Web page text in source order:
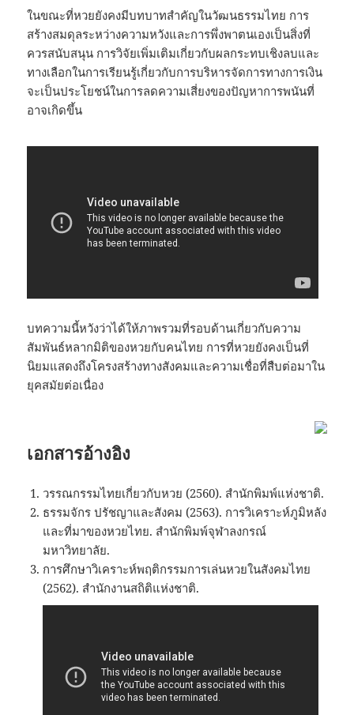
ในขณะที่หวยยังคงมีบทบาทสำคัญในวัฒนธรรมไทย การ
สร้างสมดุลระหว่างความหวังและการพึ่งพาตนเองเป็นสิ่งที่
ควรสนับสนุน การวิจัยเพิ่มเติมเกี่ยวกับผลกระทบเชิงลบและ
ทางเลือกในการเรียนรู้เกี่ยวกับการบริหารจัดการทางการเงิน
จะเป็นประโยชน์ในการลดความเสี่ยงของปัญหาการพนันที่
อาจเกิดขึ้น
บทความนี้หวังว่าได้ให้ภาพรวมที่รอบด้านเกี่ยวกับความ
สัมพันธ์หลากมิติของหวยกับคนไทย การที่หวยยังคงเป็นที่
นิยมแสดงถึงโครงสร้างทางสังคมและความเชื่อที่สืบต่อมาใน
ยุคสมัยต่อเนื่อง
เอกสารอ้างอิง
วรรณกรรมไทยเกี่ยวกับหวย (2560). สำนักพิมพ์แห่งชาติ.
ธรรมจักร ปรัชญาและสังคม (2563). การวิเคราะห์ภูมิหลัง
และที่มาของหวยไทย. สำนักพิมพ์จุฬาลงกรณ์
มหาวิทยาลัย.
การศึกษาวิเคราะห์พฤติกรรมการเล่นหวยในสังคมไทย
(2562). สำนักงานสถิติแห่งชาติ.